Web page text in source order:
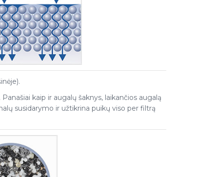
kaip ir augalų šaknys, laikančios augalą
susidarymo ir užtikrina puikų viso per filtrą